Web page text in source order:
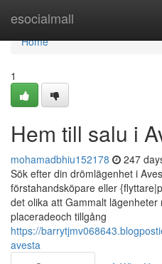
esocialmall
Home
Home
1
Hem till salu i
mohamadbhiu152178 247
Sök efter din drömlägenhet i
förstahandsköpare eller
det olika att Gammalt
placeradeoch tillgång
https://
avesta